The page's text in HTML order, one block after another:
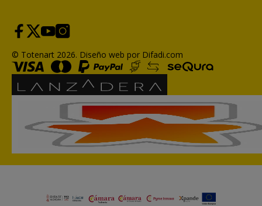
© Totenart 2026. Diseño web por Difadi.com